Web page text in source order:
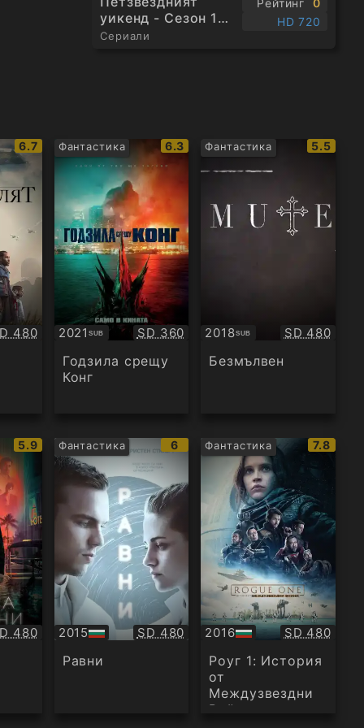
уикенд - Сезон 1
Епизод 1
Сериали
Рейтинг
0
HD 720
IMDb
рейтинг:
6.7
480
Фантастика
IMDb
рейтинг:
6.3
2021SUB
Субтитри Качество:
SD 360
Годзила срещу
Конг
Фантастика
IMDb
5.5
2018SUB
Субтитри Качество:
SD 480
Безмълвен
IMDb
рейтинг:
5.9
480
Фантастика
IMDb
рейтинг:
6
2015
БГ
аудио
Качество:
SD 480
Равни
Фантастика
IMDb
7.8
2016
БГ
аудио
Качество:
SD 480
Роуг 1: История
от
Междузвездни
Войни